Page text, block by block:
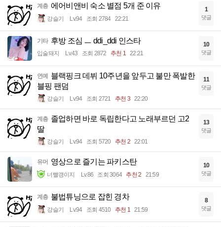
계층 에어비앤비 숙소 별점 5개 준 이유
강슬기 Lv.94 조회 2784 22:21
1
댓글
기타 후방 조심 ㅡ ddi_ddi 인스타
입술돼지 Lv.43 조회 2872 추천 1 22:21
10
댓글
연예
블랙핑크 데뷔 10주년을 앞두고 불만 폭발한
블핑 팬덤
강슬기 Lv.94 조회 2721 추천 3 22:20
11
댓글
계층 졸업하면 바로 독립한다고 노래부르던 고2
딸
강슬기 Lv.94 조회 5720 추천 2 22:01
13
댓글
유머 영상으로 즐기는 파키스탄
너빨갱이지 Lv.86 조회 3064 추천 2 21:59
10
댓글
계층 불법튜닝으로 잡힌 경차
강슬기 Lv.94 조회 4510 추천 1 21:59
8
댓글